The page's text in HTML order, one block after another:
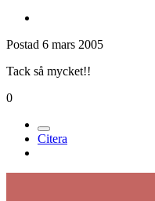
Postad 6 mars 2005
Tack så mycket!!
0
Citera